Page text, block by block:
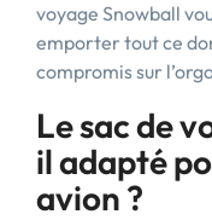
voyage Snowball
emporter tout ce
compromis sur
Le sac de
il adapté
avion ?